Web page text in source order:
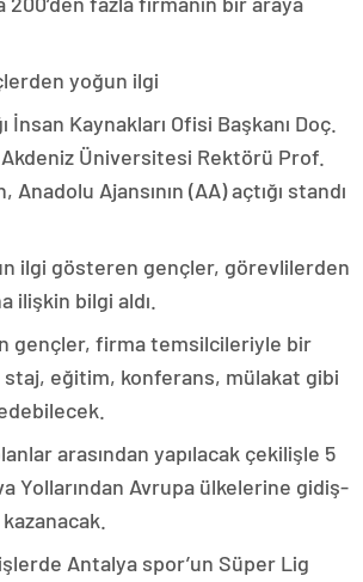
yoğun ilgi
İnsan Kaynakları Ofisi Başkanı Doç.
Üniversitesi Rektörü Prof.
Anadolu Ajansının (AA) açtığı standı
ilgi gösteren gençler, görevlilerden
ilişkin bilgi aldı.
gençler, firma temsilcileriyle bir
eğitim, konferans, mülakat gibi
arasından yapılacak çekilişle 5
Yollarından Avrupa ülkelerine gidiş-
Antalya spor’un Süper Lig